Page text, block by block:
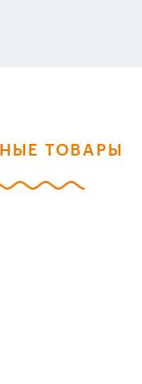
ТОВАРЫ